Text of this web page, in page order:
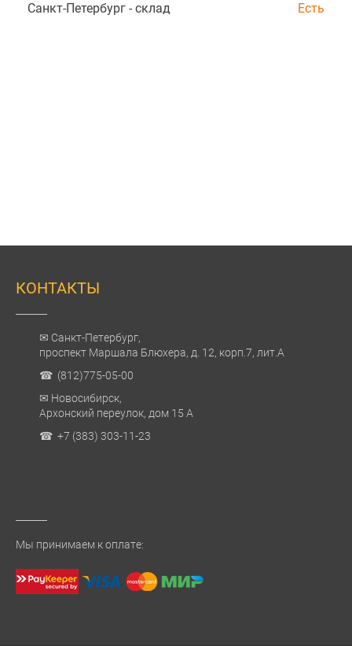
Санкт-Петербург - склад Есть
КОНТАКТЫ
✉ Санкт-Петербург,
проспект Маршала Блюхера, д. 12, корп.7, лит.А
☎ (812)775-05-00
✉ Новосибирск,
Архонский переулок, дом 15 А
☎ +7 (383) 303-11-23
Мы принимаем к оплате: